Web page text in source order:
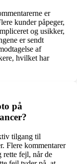
er
kunder påpeger,
og usikker,
er sendt
af
hvilket har
på
tilgang til
Flere kommentarer
rette fejl, når de